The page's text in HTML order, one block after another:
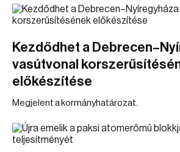
Kezdődhet a
vasútvonal
előkészítése
Megjelent a kormányhatározat.